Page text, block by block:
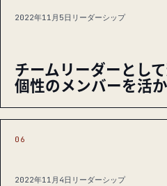
2022年11月5日 リーダーシップ
チームリーダーとし
個性のメンバーを活
06
2022年11月4日 リーダーシップ